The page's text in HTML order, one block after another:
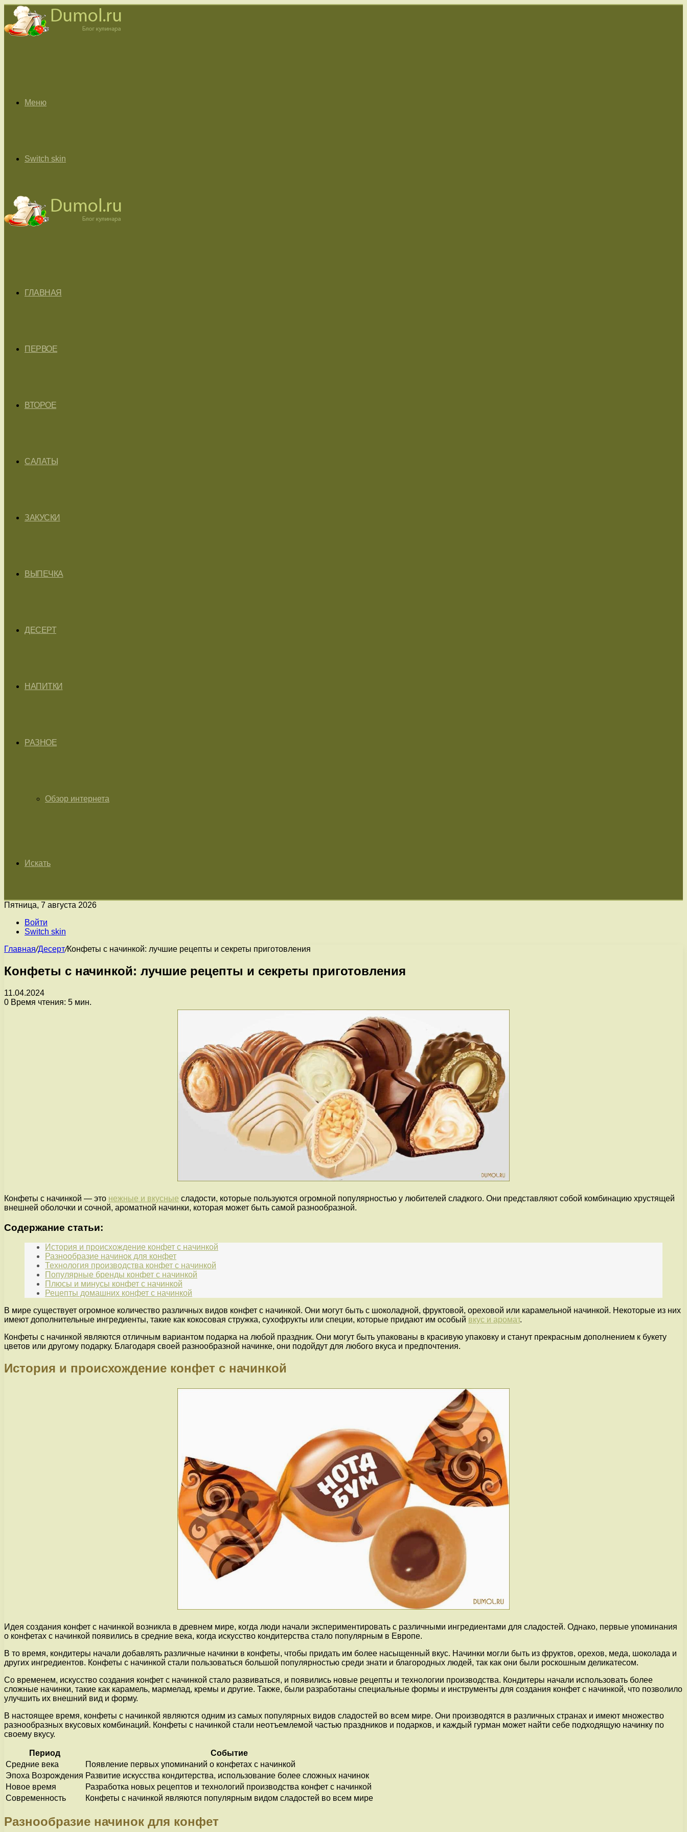
Меню
Switch skin
ГЛАВНАЯ
ПЕРВОЕ
ВТОРОЕ
САЛАТЫ
ЗАКУСКИ
ВЫПЕЧКА
ДЕСЕРТ
НАПИТКИ
РАЗНОЕ
Обзор интернета
Искать
Пятница, 7 августа 2026
Войти
Switch skin
Главная/Десерт/Конфеты с начинкой: лучшие рецепты и секреты приготовления
Конфеты с начинкой: лучшие рецепты и секреты приготовления
11.04.2024
0 Время чтения: 5 мин.
Конфеты с начинкой — это нежные и вкусные сладости, которые пользуются огромной популярностью у любителей сладкого. Они представляют собой комбинацию хрустящей
внешней оболочки и сочной, ароматной начинки, которая может быть самой разнообразной.
Содержание статьи:
История и происхождение конфет с начинкой
Разнообразие начинок для конфет
Технология производства конфет с начинкой
Популярные бренды конфет с начинкой
Плюсы и минусы конфет с начинкой
Рецепты домашних конфет с начинкой
В мире существует огромное количество различных видов конфет с начинкой. Они могут быть с шоколадной, фруктовой, ореховой или карамельной начинкой. Некоторые из них
имеют дополнительные ингредиенты, такие как кокосовая стружка, сухофрукты или специи, которые придают им особый вкус и аромат.
Конфеты с начинкой являются отличным вариантом подарка на любой праздник. Они могут быть упакованы в красивую упаковку и станут прекрасным дополнением к букету
цветов или другому подарку. Благодаря своей разнообразной начинке, они подойдут для любого вкуса и предпочтения.
История и происхождение конфет с начинкой
Идея создания конфет с начинкой возникла в древнем мире, когда люди начали экспериментировать с различными ингредиентами для сладостей. Однако, первые упоминания
о конфетах с начинкой появились в средние века, когда искусство кондитерства стало популярным в Европе.
В то время, кондитеры начали добавлять различные начинки в конфеты, чтобы придать им более насыщенный вкус. Начинки могли быть из фруктов, орехов, меда, шоколада и
других ингредиентов. Конфеты с начинкой стали пользоваться большой популярностью среди знати и благородных людей, так как они были роскошным деликатесом.
Со временем, искусство создания конфет с начинкой стало развиваться, и появились новые рецепты и технологии производства. Кондитеры начали использовать более
сложные начинки, такие как карамель, мармелад, кремы и другие. Также, были разработаны специальные формы и инструменты для создания конфет с начинкой, что позволило
улучшить их внешний вид и форму.
В настоящее время, конфеты с начинкой являются одним из самых популярных видов сладостей во всем мире. Они производятся в различных странах и имеют множество
разнообразных вкусовых комбинаций. Конфеты с начинкой стали неотъемлемой частью праздников и подарков, и каждый гурман может найти себе подходящую начинку по
своему вкусу.
Период
Событие
Средние века
Появление первых упоминаний о конфетах с начинкой
Эпоха Возрождения Развитие искусства кондитерства, использование более сложных начинок
Новое время
Разработка новых рецептов и технологий производства конфет с начинкой
Современность
Конфеты с начинкой являются популярным видом сладостей во всем мире
Разнообразие начинок для конфет